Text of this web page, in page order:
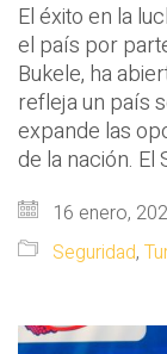
El éxito en la
el país por
Bukele, ha
refleja un país
expande las
de la nación.
16 enero,
Seguridad,